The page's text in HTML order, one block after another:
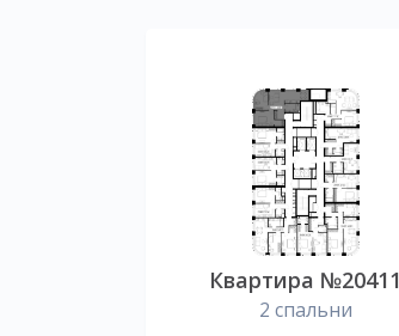
Квартира №20411
2 спальни